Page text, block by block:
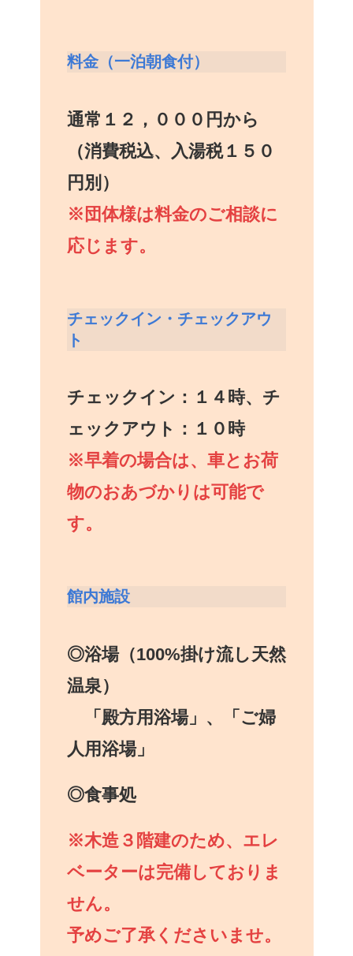
料金（一泊朝食付）
通常１２，０００円から
（消費税込、入湯税１５０
円別）
※団体様は料金のご相談に
応じます。
チェックイン・チェックアウ
ト
チェックイン：１４時、チ
ェックアウト：１０時
※早着の場合は、車とお荷
物のおあづかりは可能で
す。
館内施設
◎浴場（100%掛け流し天然
温泉）
「殿方用浴場」、「ご婦
人用浴場」
◎食事処
※木造３階建のため、エレ
ベーターは完備しておりま
せん。
予めご了承くださいませ。